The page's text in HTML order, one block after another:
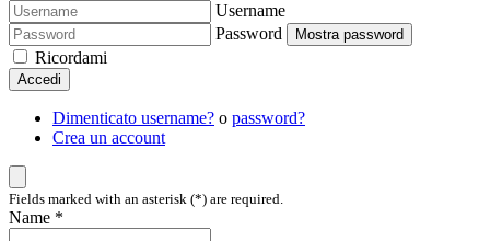
Username
Password
Mostra password
Ricordami
Accedi
Dimenticato username? o password?
Crea un account
Fields marked with an asterisk (*) are required.
Name *